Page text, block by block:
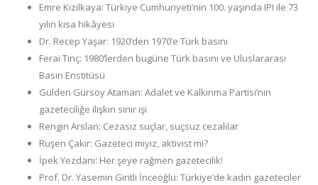
Emre Kızılkaya: Türkiye Cumhuriyeti’nin 100. yaşında IPI ile 73
yılın kısa hikâyesi
Dr. Recep Yaşar: 1920’den 1970’e Türk basını
Ferai Tınç: 1980’lerden bugüne Türk basını ve Uluslararası
Basın Enstitüsü
Gülden Gürsoy Ataman: Adalet ve Kalkınma Partisi’nin
gazeteciliğe ilişkin sınır işi
Rengin Arslan: Cezasız suçlar, suçsuz cezalılar
Ruşen Çakır: Gazeteci miyiz, aktivist mi?
İpek Yezdani: Her şeye rağmen gazetecilik!
Prof. Dr. Yasemin Giritli İnceoğlu: Türkiye’de kadın gazeteciler